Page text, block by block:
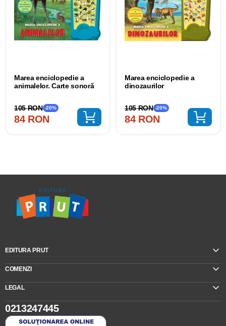
Marea enciclopedie a
animalelor. Carte sonoră
84 RON
105 RON -20%
Marea enciclopedie a
dinozaurilor
84 RON
105 RON -20%
EDITURA PRUT
COMENZI
LEGAL
0213247445